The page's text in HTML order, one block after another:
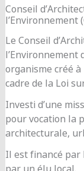
Conseil
l’Environnement
Le Conseil
l’Environnement
organisme créé
cadre de la Loi
Investi d’une
pour vocation la
architecturale,
Il est financé par